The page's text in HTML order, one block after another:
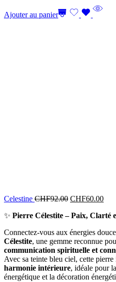
Ajouter au panier
Celestine CHF92.00 CHF60.00
✨ Pierre Célestite – Paix, Clarté
Connectez-vous aux énergies
Célestite, une gemme reconnue
communication spirituelle et
Avec sa teinte bleu ciel, cette pierre
harmonie intérieure, idéale pour
énergétique et la décoration